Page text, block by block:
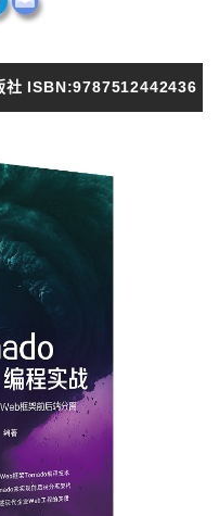
社 ISBN:9787512442436